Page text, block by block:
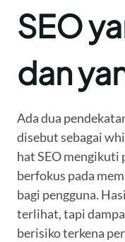
SEO
dan
Ada dua
disebut sebagai
hat SEO mengikuti
berfokus pada
bagi pengguna.
terlihat, tapi
berisiko terkena